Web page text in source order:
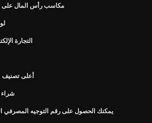
مكاسب رأس المال على
التجارة
أعلى تصنيف
شراء
يمكنك الحصول على رقم التوجيه المصرفي